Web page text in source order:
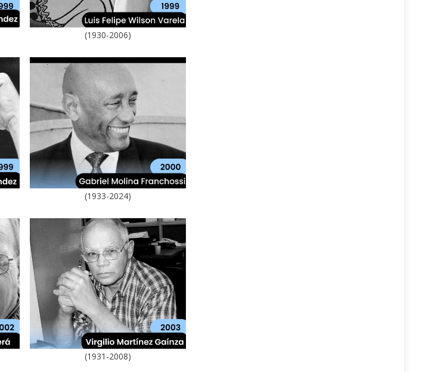
(1930-2006)
(1933-2024)
(1931-2008)